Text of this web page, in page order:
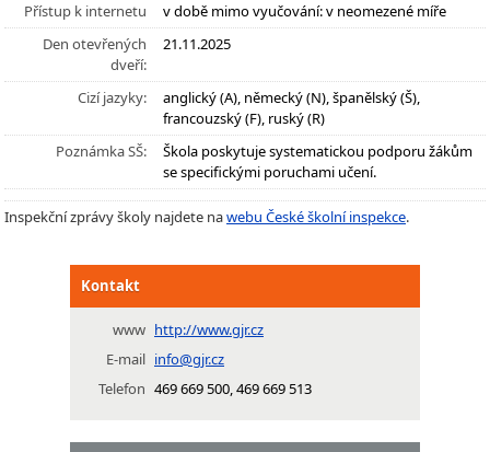
Přístup k internetu
v době mimo vyučování: v neomezené míře
Den otevřených
dveří:
21.11.2025
Cizí jazyky:
anglický (A), německý (N), španělský (Š),
francouzský (F), ruský (R)
Poznámka SŠ:
Škola poskytuje systematickou podporu žákům
se specifickými poruchami učení.
Inspekční zprávy školy najdete nawebu České školní inspekce.
Kontakt
www http://www.gjr.cz
E-mail info@gjr.cz
Telefon 469 669 500, 469 669 513